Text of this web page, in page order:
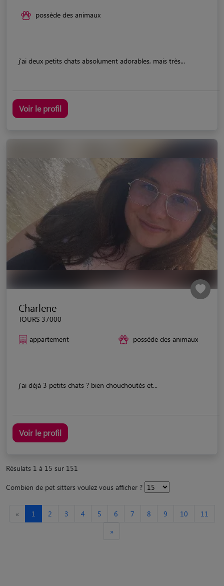
possède des animaux
j'ai deux petits chats absolument adorables, mais très...
Voir le profil
Charlene
TOURS 37000
appartement possède des animaux
j'ai déjà 3 petits chats ? bien chouchoutés et...
Voir le profil
Résulats 1 à 15 sur 151
Combien de pet sitters voulez vous afficher ?
« 1 2 3 4 5 6 7 8 9 10
11
»